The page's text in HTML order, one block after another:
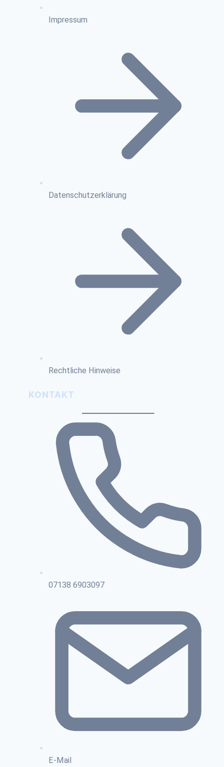
Impressum
Datenschutzerklärung
Rechtliche Hinweise
KONTAKT
07138 6903097
E-Mail